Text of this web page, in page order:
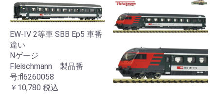
EW-IV 2等車 SBB Ep5 車番
違い
Nゲージ
Fleischmann 製品番
号:fl6260058
￥10,780 税込